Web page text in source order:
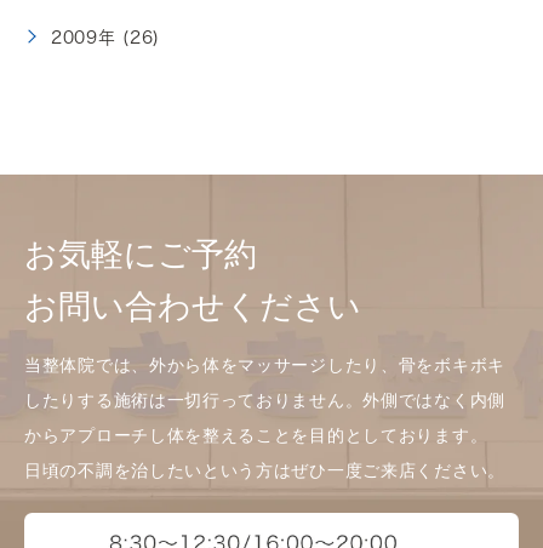
2009年 (26)
お気軽にご予約
お問い合わせください
当整体院では、外から体をマッサージしたり、骨をボキボキ
したりする施術は一切行っておりません。外側ではなく内側
からアプローチし体を整えることを目的としております。
日頃の不調を治したいという方はぜひ一度ご来店ください。